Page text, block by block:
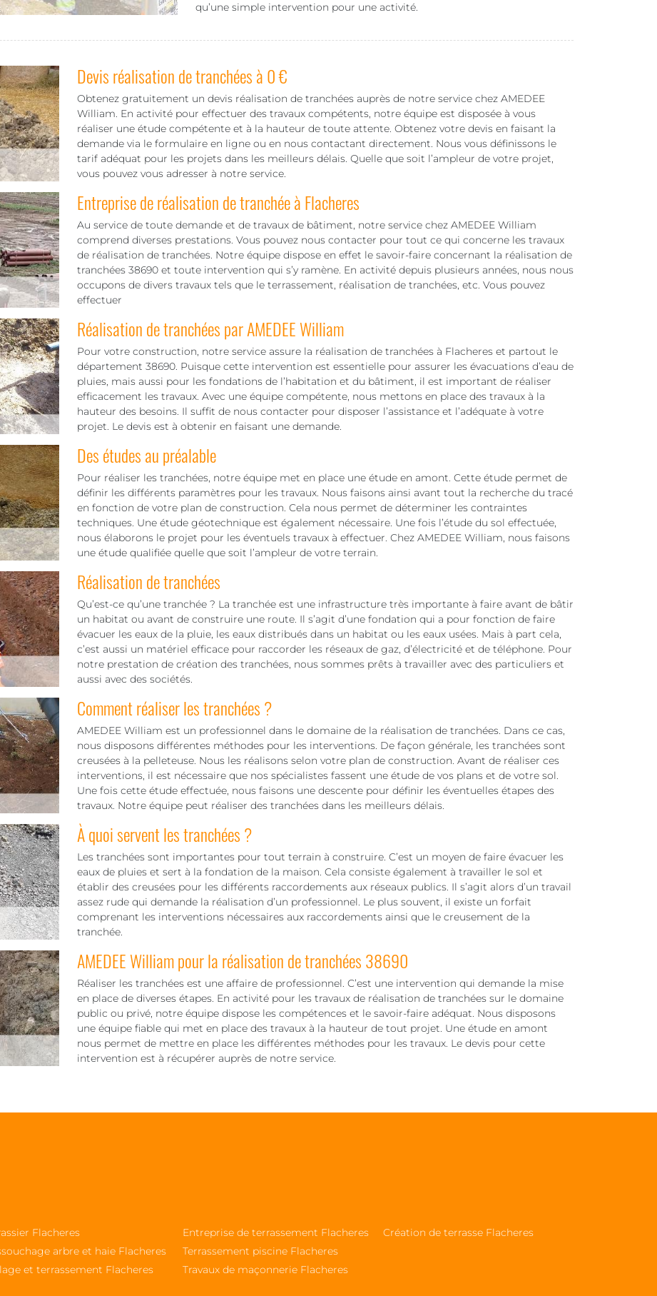
qu’une simple intervention pour une activité.
Devis réalisation de tranchées à 0 €
Obtenez gratuitement un devis réalisation de tranchées auprès de notre service chez AMEDEE
William. En activité pour effectuer des travaux compétents, notre équipe est disposée à vous
réaliser une étude compétente et à la hauteur de toute attente. Obtenez votre devis en faisant la
demande via le formulaire en ligne ou en nous contactant directement. Nous vous définissons le
tarif adéquat pour les projets dans les meilleurs délais. Quelle que soit l’ampleur de votre projet,
vous pouvez vous adresser à notre service.
Entreprise de réalisation de tranchée à Flacheres
Au service de toute demande et de travaux de bâtiment, notre service chez AMEDEE William
comprend diverses prestations. Vous pouvez nous contacter pour tout ce qui concerne les travaux
de réalisation de tranchées. Notre équipe dispose en effet le savoir-faire concernant la réalisation de
tranchées 38690 et toute intervention qui s’y ramène. En activité depuis plusieurs années, nous nous
occupons de divers travaux tels que le terrassement, réalisation de tranchées, etc. Vous pouvez
effectuer
Réalisation de tranchées par AMEDEE William
Pour votre construction, notre service assure la réalisation de tranchées à Flacheres et partout le
département 38690. Puisque cette intervention est essentielle pour assurer les évacuations d’eau de
pluies, mais aussi pour les fondations de l’habitation et du bâtiment, il est important de réaliser
efficacement les travaux. Avec une équipe compétente, nous mettons en place des travaux à la
hauteur des besoins. Il suffit de nous contacter pour disposer l’assistance et l’adéquate à votre
projet. Le devis est à obtenir en faisant une demande.
Des études au préalable
Pour réaliser les tranchées, notre équipe met en place une étude en amont. Cette étude permet de
définir les différents paramètres pour les travaux. Nous faisons ainsi avant tout la recherche du tracé
en fonction de votre plan de construction. Cela nous permet de déterminer les contraintes
techniques. Une étude géotechnique est également nécessaire. Une fois l’étude du sol effectuée,
nous élaborons le projet pour les éventuels travaux à effectuer. Chez AMEDEE William, nous faisons
une étude qualifiée quelle que soit l’ampleur de votre terrain.
Réalisation de tranchées
Qu’est-ce qu’une tranchée ? La tranchée est une infrastructure très importante à faire avant de bâtir
un habitat ou avant de construire une route. Il s’agit d’une fondation qui a pour fonction de faire
évacuer les eaux de la pluie, les eaux distribués dans un habitat ou les eaux usées. Mais à part cela,
c’est aussi un matériel efficace pour raccorder les réseaux de gaz, d’électricité et de téléphone. Pour
notre prestation de création des tranchées, nous sommes prêts à travailler avec des particuliers et
aussi avec des sociétés.
Comment réaliser les tranchées ?
AMEDEE William est un professionnel dans le domaine de la réalisation de tranchées. Dans ce cas,
nous disposons différentes méthodes pour les interventions. De façon générale, les tranchées sont
creusées à la pelleteuse. Nous les réalisons selon votre plan de construction. Avant de réaliser ces
interventions, il est nécessaire que nos spécialistes fassent une étude de vos plans et de votre sol.
Une fois cette étude effectuée, nous faisons une descente pour définir les éventuelles étapes des
travaux. Notre équipe peut réaliser des tranchées dans les meilleurs délais.
À quoi servent les tranchées ?
Les tranchées sont importantes pour tout terrain à construire. C’est un moyen de faire évacuer les
eaux de pluies et sert à la fondation de la maison. Cela consiste également à travailler le sol et
établir des creusées pour les différents raccordements aux réseaux publics. Il s’agit alors d’un travail
assez rude qui demande la réalisation d’un professionnel. Le plus souvent, il existe un forfait
comprenant les interventions nécessaires aux raccordements ainsi que le creusement de la
tranchée.
AMEDEE William pour la réalisation de tranchées 38690
Réaliser les tranchées est une affaire de professionnel. C’est une intervention qui demande la mise
en place de diverses étapes. En activité pour les travaux de réalisation de tranchées sur le domaine
public ou privé, notre équipe dispose les compétences et le savoir-faire adéquat. Nous disposons
une équipe fiable qui met en place des travaux à la hauteur de tout projet. Une étude en amont
nous permet de mettre en place les différentes méthodes pour les travaux. Le devis pour cette
intervention est à récupérer auprès de notre service.
Flacheres
arbre et haie Flacheres
et terrassement Flacheres
Entreprise de terrassement Flacheres
Terrassement piscine Flacheres
Travaux de maçonnerie Flacheres
Création de terrasse Flacheres